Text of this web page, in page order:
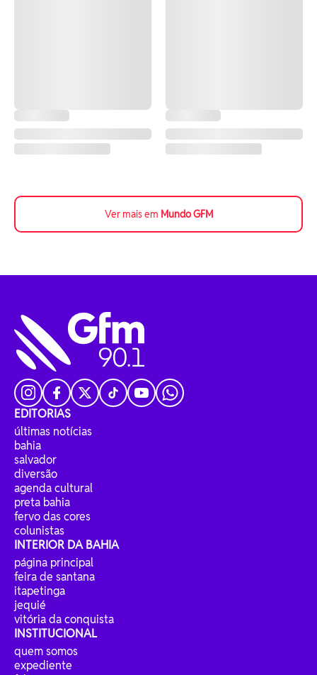
Ver mais em Mundo GFM
EDITORIAS
últimas notícias
bahia
salvador
diversão
agenda cultural
preta bahia
fervo das cores
colunistas
INTERIOR DA BAHIA
página principal
feira de santana
itapetinga
jequié
vitória da conquista
INSTITUCIONAL
quem somos
expediente